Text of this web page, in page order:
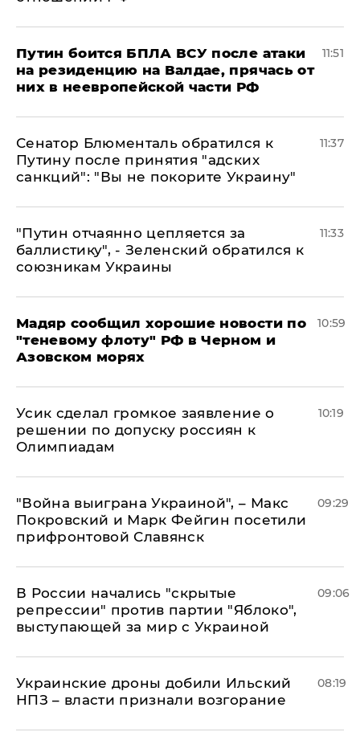
Путин боится БПЛА ВСУ после атаки
на резиденцию на Валдае, прячась от
них в неевропейской части РФ
11:51
Сенатор Блюменталь обратился к
Путину после принятия "адских
санкций": "Вы не покорите Украину"
11:37
"Путин отчаянно цепляется за
баллистику", - Зеленский обратился к
союзникам Украины
11:33
Мадяр сообщил хорошие новости по
"теневому флоту" РФ в Черном и
Азовском морях
10:59
Усик сделал громкое заявление о
решении по допуску россиян к
Олимпиадам
10:19
"Война выиграна Украиной", – Макс
Покровский и Марк Фейгин посетили
прифронтовой Славянск
09:29
В России начались "скрытые
репрессии" против партии "Яблоко",
выступающей за мир с Украиной
09:06
Украинские дроны добили Ильский
НПЗ – власти признали возгорание
08:19